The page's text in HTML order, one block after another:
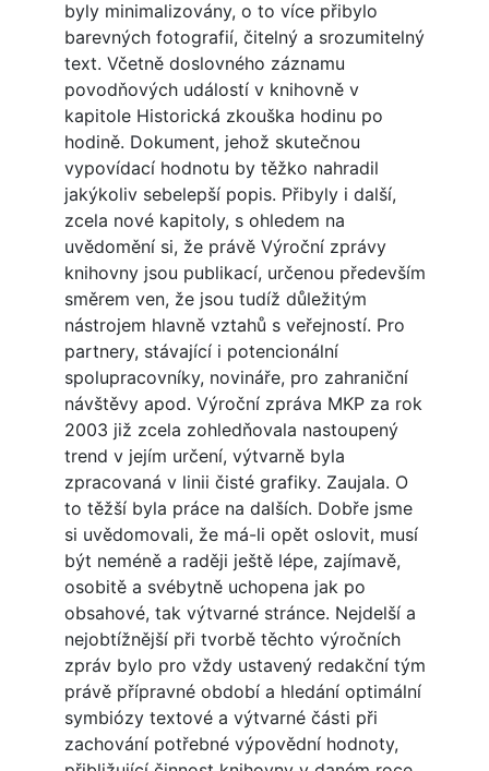
byly minimalizovány, o to více přibylo
barevných fotografií, čitelný a srozumitelný
text. Včetně doslovného záznamu
povodňových událostí v knihovně v
kapitole Historická zkouška hodinu po
hodině. Dokument, jehož skutečnou
vypovídací hodnotu by těžko nahradil
jakýkoliv sebelepší popis. Přibyly i další,
zcela nové kapitoly, s ohledem na
uvědomění si, že právě Výroční zprávy
knihovny jsou publikací, určenou především
směrem ven, že jsou tudíž důležitým
nástrojem hlavně vztahů s veřejností. Pro
partnery, stávající i potencionální
spolupracovníky, novináře, pro zahraniční
návštěvy apod. Výroční zpráva MKP za rok
2003 již zcela zohledňovala nastoupený
trend v jejím určení, výtvarně byla
zpracovaná v linii čisté grafiky. Zaujala. O
to těžší byla práce na dalších. Dobře jsme
si uvědomovali, že má-li opět oslovit, musí
být neméně a raději ještě lépe, zajímavě,
osobitě a svébytně uchopena jak po
obsahové, tak výtvarné stránce. Nejdelší a
nejobtížnější při tvorbě těchto výročních
zpráv bylo pro vždy ustavený redakční tým
právě přípravné období a hledání optimální
symbiózy textové a výtvarné části při
zachování potřebné výpovědní hodnoty,